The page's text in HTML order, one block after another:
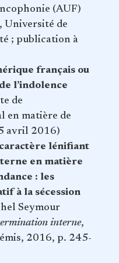
(AUF)
Université de
; publication à
français ou
l’indolence
de
en matière de
avril 2016)
lénifiant
en matière
: les
à la sécession
Seymour
interne,
2016, p. 245-